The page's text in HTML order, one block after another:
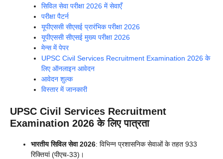
सिविल सेवा परीक्षा 2026 में सेवाएँ
परीक्षा पैटर्न
यूपीएससी सीएसई प्रारंभिक परीक्षा 2026
यूपीएससी सीएसई मुख्य परीक्षा 2026
मेन्स में पेपर
UPSC Civil Services Recruitment Examination 2026 के
लिए ऑनलाइन आवेदन
आवेदन शुल्क
विस्तार में जानकारी
UPSC Civil Services Recruitment
Examination 2026 के लिए पात्रता
भारतीय सिविल सेवा 2026: विभिन्न प्रशासनिक सेवाओं के तहत 933
रिक्तियां (पीएच-33)।